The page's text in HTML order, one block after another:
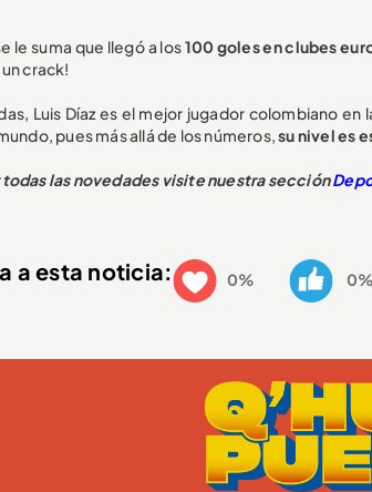
le suma que llegó a los100 goles en clubes
crack!
Luis Díaz es el mejor jugador colombiano
pues más allá de los números,su nivel es
las novedades visite nuestra sección
a esta noticia: 0% 0%